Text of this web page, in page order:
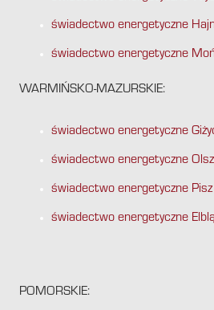
świadectwo energetyczne
świadectwo energetyczne
WARMIŃSKO-MAZURSKIE:
świadectwo energetyczne
świadectwo energetyczne
świadectwo energetyczne Pisz
świadectwo energetyczne
POMORSKIE: